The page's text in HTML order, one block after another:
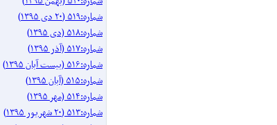
شماره:۵۱۹ (۲۰ دی ۱۳۹۵)
شماره:۵۱۸ (دی ۱۳۹۵)
شماره:۵۱۷ (آذر ۱۳۹۵)
شماره:۵۱۶ (بیست آبان ۱۳۹۵)
شماره:۵۱۵ (آبان ۱۳۹۵)
شماره:۵۱۴ (مهر ۱۳۹۵)
شماره:۵۱۳ (۲۰ شهریور ۱۳۹۵)